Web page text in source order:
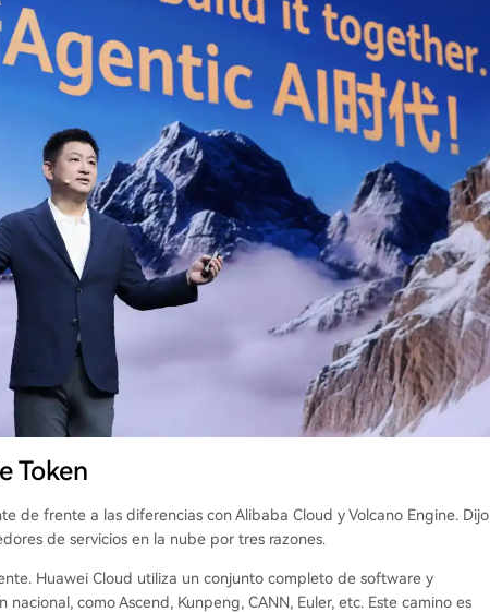
Token
de frente a las diferencias con Alibaba Cloud y Volcano Engine. Dijo
de servicios en la nube por tres razones.
Huawei Cloud utiliza un conjunto completo de software y
como Ascend, Kunpeng, CANN, Euler, etc. Este camino es